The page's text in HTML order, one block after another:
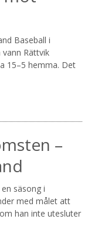
Baseball i
vann Rättvik
15–5 hemma. Det
–
säsong i
med målet att
han inte utesluter